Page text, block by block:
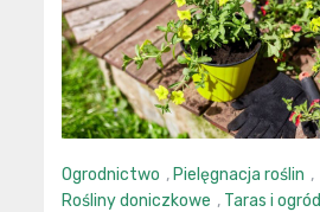
Ogrodnictwo ,Pielęgnacja roślin ,
Rośliny doniczkowe , Taras i ogród